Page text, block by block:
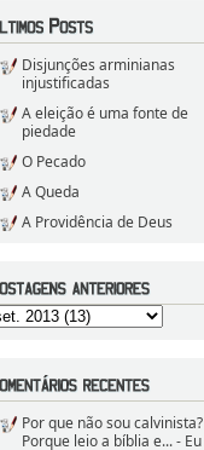
Disjunções arminianas
injustificadas
A eleição é uma fonte de
piedade
O Pecado
A Queda
A Providência de Deus
Por que não sou calvinista?
Porque leio a bíblia e...- Eu